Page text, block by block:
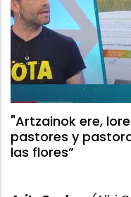
"Artzainok ere,
pastores y
las flores”